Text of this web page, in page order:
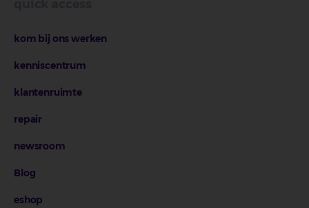
kom bij ons werken
kenniscentrum
klantenruimte
repair
newsroom
Blog
eshop